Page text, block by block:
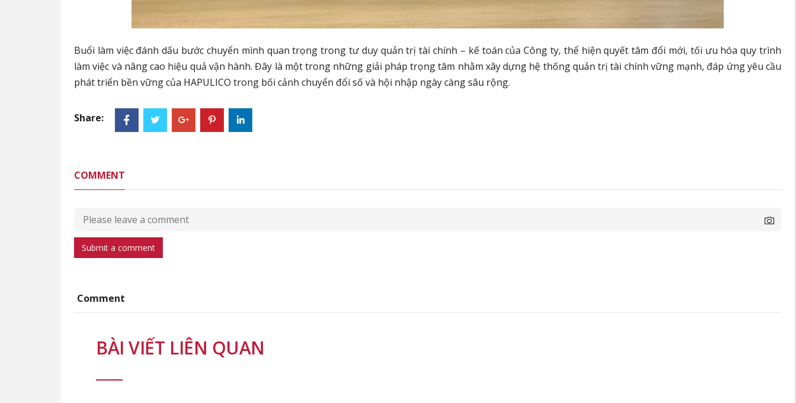
Buổi làm việc đánh dấu bước chuyển mình quan trọng trong tư duy quản trị tài chính – kế toán của Công ty, thể hiện quyết tâm đổi mới, tối ưu hóa quy trình
làm việc và nâng cao hiệu quả vận hành. Đây là một trong những giải pháp trọng tâm nhằm xây dựng hệ thống quản trị tài chính vững mạnh, đáp ứng yêu cầu
phát triển bền vững của HAPULICO trong bối cảnh chuyển đổi số và hội nhập ngày càng sâu rộng.
Share:
COMMENT
Submit a comment
Comment
BÀI VIẾT LIÊN QUAN